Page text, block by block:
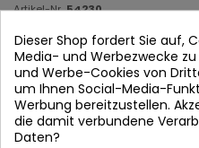
Artikel-Nr. 54230
neuheit in estock
Ventilator KAMA
Dieser Shop fordert Sie auf,
Media- und Werbezwecke
und Werbe-Cookies von
um Ihnen Social-Media-
Werbung bereitzustellen.
die damit verbundene
Daten?